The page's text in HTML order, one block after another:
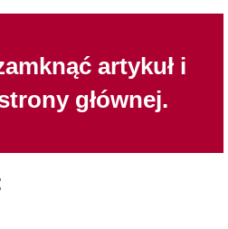
artykuł i
głównej.